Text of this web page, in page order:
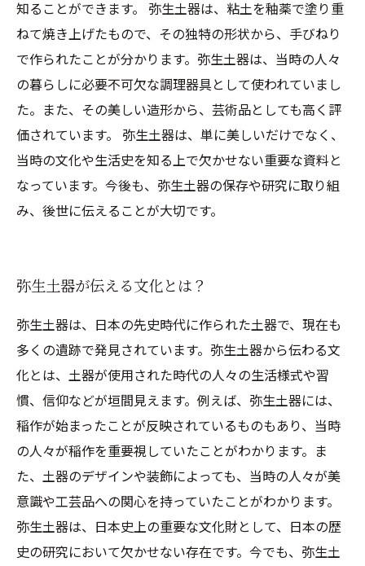
知ることができます。 弥生土器は、粘土を釉薬で塗り重
ねて焼き上げたもので、その独特の形状から、手びねり
で作られたことが分かります。弥生土器は、当時の人々
の暮らしに必要不可欠な調理器具として使われていまし
た。また、その美しい造形から、芸術品としても高く評
価されています。 弥生土器は、単に美しいだけでなく、
当時の文化や生活史を知る上で欠かせない重要な資料と
なっています。今後も、弥生土器の保存や研究に取り組
み、後世に伝えることが大切です。
弥生土器が伝える文化とは？
弥生土器は、日本の先史時代に作られた土器で、現在も
多くの遺跡で発見されています。弥生土器から伝わる文
化とは、土器が使用された時代の人々の生活様式や習
慣、信仰などが垣間見えます。例えば、弥生土器には、
稲作が始まったことが反映されているものもあり、当時
の人々が稲作を重要視していたことがわかります。ま
た、土器のデザインや装飾によっても、当時の人々が美
意識や工芸品への関心を持っていたことがわかります。
弥生土器は、日本史上の重要な文化財として、日本の歴
史の研究において欠かせない存在です。今でも、弥生土